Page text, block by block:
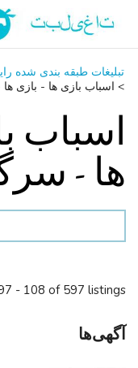
تبلیغات طبقه بندی شده
> اسباب‌ بازی ها - بازی
اسباب‌
ها -
- 108 of 597 listings
آگهی‌ها